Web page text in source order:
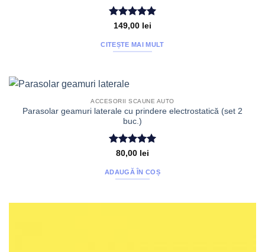
Evaluat la
149,00 lei
CITEȘTE MAI MULT
ACCESORII SCAUNE AUTO
Parasolar geamuri laterale cu prindere electrostatică (set 2
buc.)
Evaluat la
80,00 lei
ADAUGĂ ÎN COȘ